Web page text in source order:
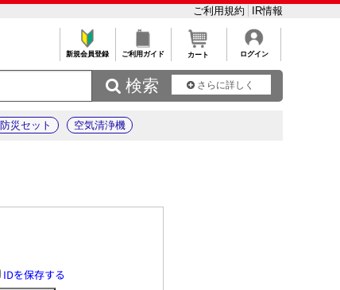
ご利用規約 IR情報
新規会員登録 ご利用ガイド カート ログイン
 検索 さらに詳しく
防災セット 空気清浄機
IDを保存する